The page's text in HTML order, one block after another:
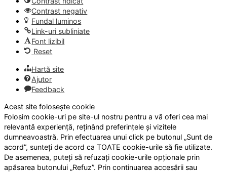
Contrast negativ
Fundal luminos
Link-uri subliniate
Font lizibil
Reset
Hartă site
Ajutor
Feedback
Acest site folosește cookie
Folosim cookie-uri pe site-ul nostru pentru a vă oferi cea mai
relevantă experiență, reținând preferințele și vizitele
dumneavoastră. Prin efectuarea unui click pe butonul „Sunt de
acord”, sunteți de acord ca TOATE cookie-urile să fie utilizate.
De asemenea, puteți să refuzați cookie-urile opționale prin
apăsarea butonului „Refuz”. Prin continuarea accesării sau